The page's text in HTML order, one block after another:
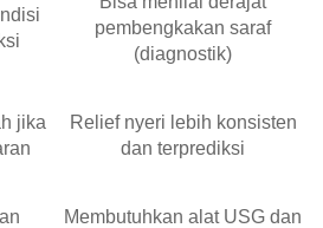
pembengkakan saraf
(diagnostik)
jika
Relief nyeri lebih konsisten
dan terprediksi
Membutuhkan alat USG dan